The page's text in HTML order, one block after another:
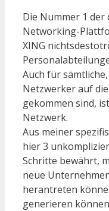
Die Nummer 1 der
Networking-
XING
Auch für
Netzwerker auf
gekommen sind,
Netzwerk.
Aus meiner
hier 3
Schritte bewährt,
neue
herantreten
generieren